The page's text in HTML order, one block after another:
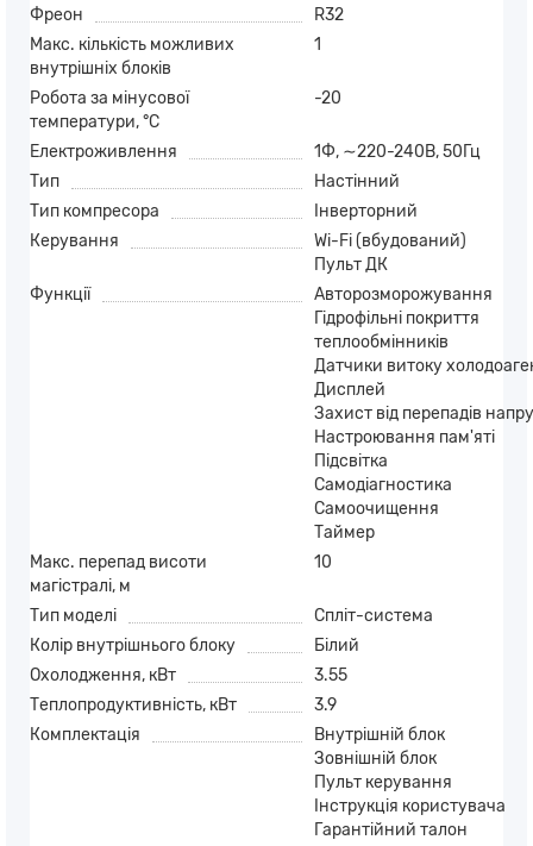
Фреон
R32
Макс. кількість можливих
внутрішніх блоків
1
Робота за мінусової
температури, °C
-20
Електроживлення
1Ф, ∼220-240В, 50Гц
Тип
Настінний
Тип компресора
Інверторний
Керування
Wi-Fi (вбудований)
Пульт ДК
Функції
Авторозморожування
Гідрофільні покриття
теплообмінників
Датчики витоку
Дисплей
Захист від перепадів
Настроювання пам'яті
Підсвітка
Самодіагностика
Самоочищення
Таймер
Макс. перепад висоти
магістралі, м
10
Тип моделі
Спліт-система
Колір внутрішнього блоку
Білий
Охолодження, кВт
3.55
Теплопродуктивність, кВт
3.9
Комплектація
Внутрішній блок
Зовнішній блок
Пульт керування
Iнструкція користувача
Гарантійний талон